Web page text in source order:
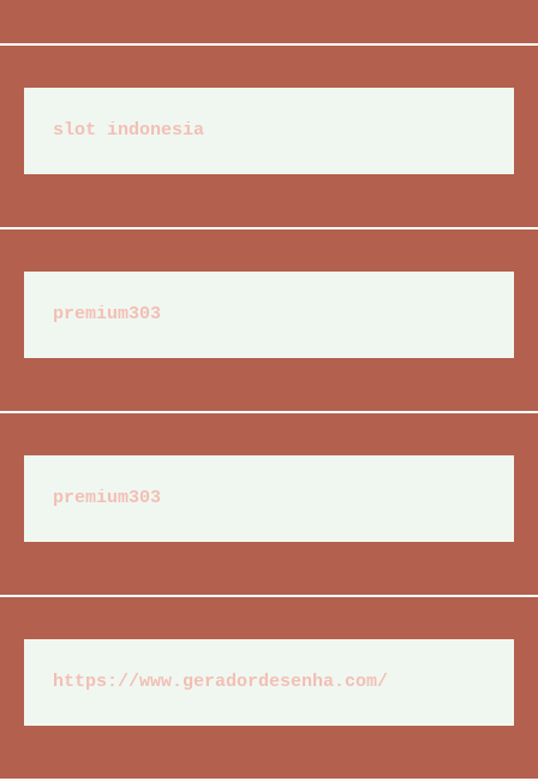
slot indonesia
premium303
premium303
https://www.geradordesenha.com/